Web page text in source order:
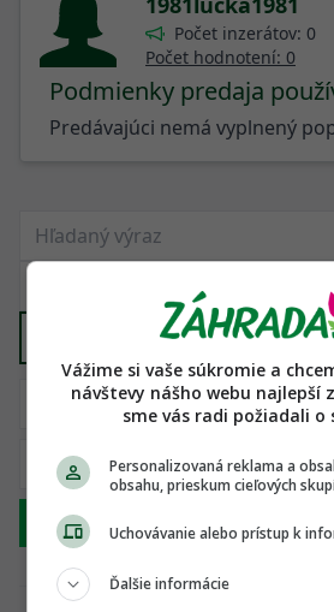
Počet inzerátov: 0
Počet hodnotení: 0
Podmienky predaja
Predávajúci nemá vyplnený
Vyber kategóriu
Hľadať
Vážime si vaše súkromie a
návštevy nášho webu najlepší
sme vás radi požiadali o
Personalizovaná reklama a
obsahu, prieskum cieľových
Uchovávanie alebo prístup k
Ďalšie informácie